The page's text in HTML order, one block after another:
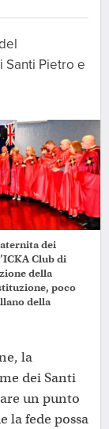
Santi Pietro e
dei
Club di
della
poco
della
la
dei Santi
un punto
la fede possa